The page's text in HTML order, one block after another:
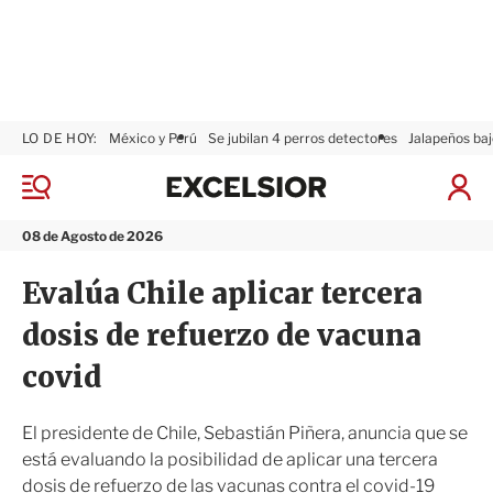
M
n
08 de Agosto de 2026
LO DE HOY: México y Perú Se jubilan 4 perros detectores Jalapeños
I
ó
n
x
s
i
r
Evalúa Chile aplicar tercera
dosis de refuerzo de vacuna
covid
El presidente de Chile, Sebastián Piñera, anuncia que se
está evaluando la posibilidad de aplicar una tercera
dosis de refuerzo de las vacunas contra el covid-19